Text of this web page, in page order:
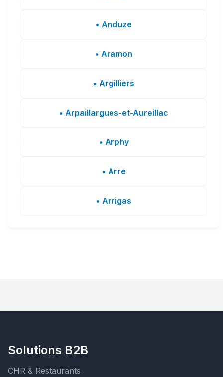
• Anduze
• Aramon
• Argilliers
• Arpaillargues-et-Aureillac
• Arphy
• Arre
• Arrigas
Solutions B2B
CHR & Restaurants